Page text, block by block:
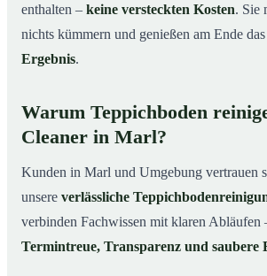
enthalten – keine versteckten Kosten. Sie
nichts kümmern und genießen am Ende das
Ergebnis.
Warum Teppichboden
Cleaner in Marl?
Kunden in Marl und Umgebung vertrauen
unsere verlässliche
verbinden Fachwissen mit klaren Abläufen
Termintreue, Transparenz und saubere